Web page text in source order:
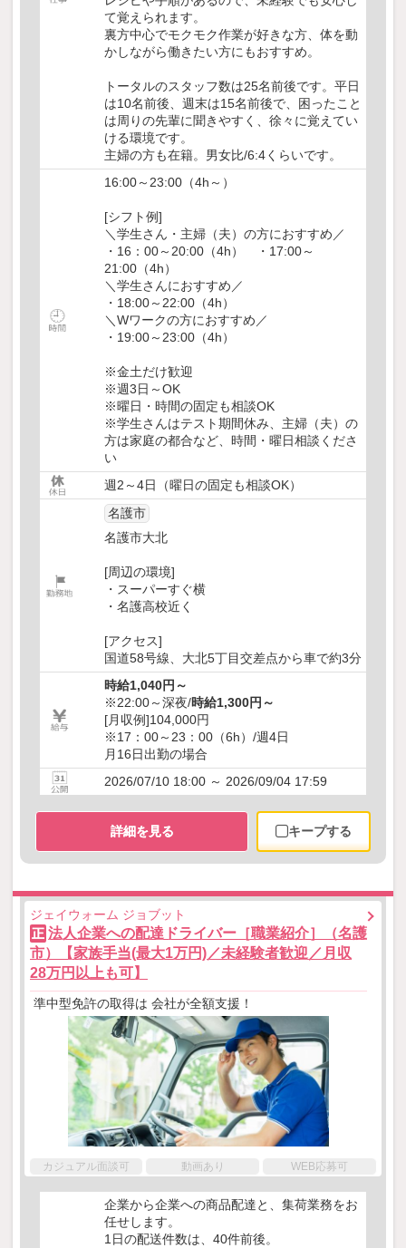
て覚えられます。
裏方中心でモクモク作業が好きな方、体を動
かしながら働きたい方にもおすすめ。
トータルのスタッフ数は25名前後です。平日
は10名前後、週末は15名前後で、困ったこと
は周りの先輩に聞きやすく、徐々に覚えてい
ける環境です。
主婦の方も在籍。男女比/6:4くらいです。
16:00～23:00（4h～）
[シフト例]
＼学生さん・主婦（夫）の方におすすめ／
・16：00～20:00（4h） ・17:00～
21:00（4h）
＼学生さんにおすすめ／
・18:00～22:00（4h）
＼Wワークの方におすすめ／
・19:00～23:00（4h）
※金土だけ歓迎
※週3日～OK
※曜日・時間の固定も相談OK
※学生さんはテスト期間休み、主婦（夫）の
方は家庭の都合など、時間・曜日相談くださ
い
週2～4日（曜日の固定も相談OK）
名護市
名護市大北
[周辺の環境]
・スーパーすぐ横
・名護高校近く
[アクセス]
国道58号線、大北5丁目交差点から車で約3分
時給1,040円～
※22:00～深夜/時給1,300円～
[月収例]104,000円
※17：00～23：00（6h）/週4日
月16日出勤の場合
2026/07/10 18:00 ～ 2026/09/04 17:59
詳細を見る キープする
ジェイウォーム ジョブット
正 法人企業への配達ドライバー［職業紹介］（名護
市）【家族手当(最大1万円)／未経験者歓迎／月収
28万円以上も可】
準中型免許の取得は 会社が全額支援！
カジュアル面談可 動画あり WEB応募可
企業から企業への商品配達と、集荷業務をお
任せします。
1日の配送件数は、40件前後。